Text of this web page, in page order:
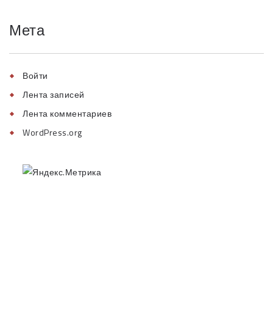
Мета
Войти
Лента записей
Лента комментариев
WordPress.org